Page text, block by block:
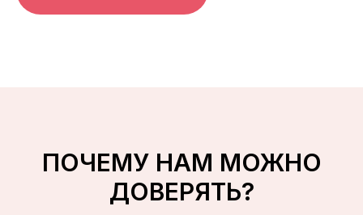
ПОЧЕМУ НАМ МОЖНО
ДОВЕРЯТЬ?